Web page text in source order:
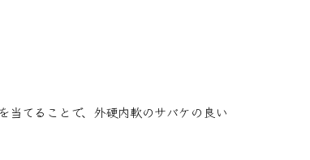
てることで、外硬内軟のサバケの良い